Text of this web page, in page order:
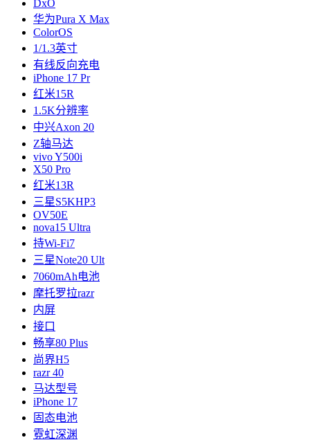
DxO
华为Pura X Max
ColorOS
1/1.3英寸
有线反向充电
iPhone 17 Pr
红米15R
1.5K分辨率
中兴Axon 20
Z轴马达
vivo Y500i
X50 Pro
红米13R
三星S5KHP3
OV50E
nova15 Ultra
持Wi-Fi7
三星Note20 Ult
7060mAh电池
摩托罗拉razr
内屏
接口
畅享80 Plus
尚界H5
razr 40
马达型号
iPhone 17
固态电池
霓虹深渊